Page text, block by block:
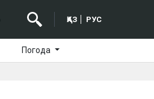
ҚАЗ РУС
Погода